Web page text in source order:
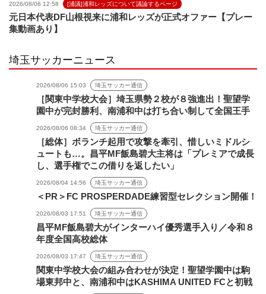
2026/08/06 12:58 [浦議]浦和レッズについて議論するページ
元日本代表DF山根視来に浦和レッズが正式オファー【プレー
集動画あり】
埼玉サッカーニュース
2026/08/06 15:03 埼玉サッカー通信
［関東中学校大会］埼玉県勢２校が８強進出！聖望学
園中が完封勝利、南浦和中は打ち合い制して全国王手
2026/08/06 08:34 埼玉サッカー通信
［総体］ボランチ起用で攻撃を牽引、惜しいミドルシ
ュートも…。昌平MF飯島碧大主将は「プレミアで成長
し、選手権でこの借りを返したい」
2026/08/04 14:56 埼玉サッカー通信
＜PR＞FC PROSPERDADE練習型セレクション開催！
2026/08/03 17:51 埼玉サッカー通信
昌平MF飯島碧大がインターハイ優秀選手入り／令和８
年度全国高校総体
2026/08/03 17:47 埼玉サッカー通信
関東中学校大会の組み合わせが決定！聖望学園中は駒
場東邦中と、南浦和中はKASHIMA UNITED FCと初戦